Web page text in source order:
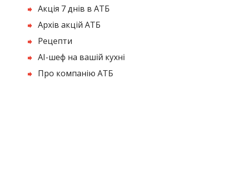
Акція 7 днів в АТБ
Архів акцій АТБ
Рецепти
AI-шеф на вашій кухні
Про компанію АТБ